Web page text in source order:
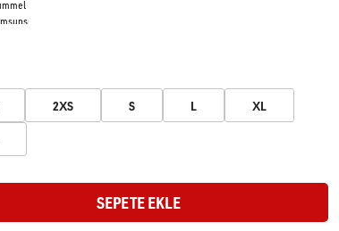
2XS S L XL
SEPETE EKLE